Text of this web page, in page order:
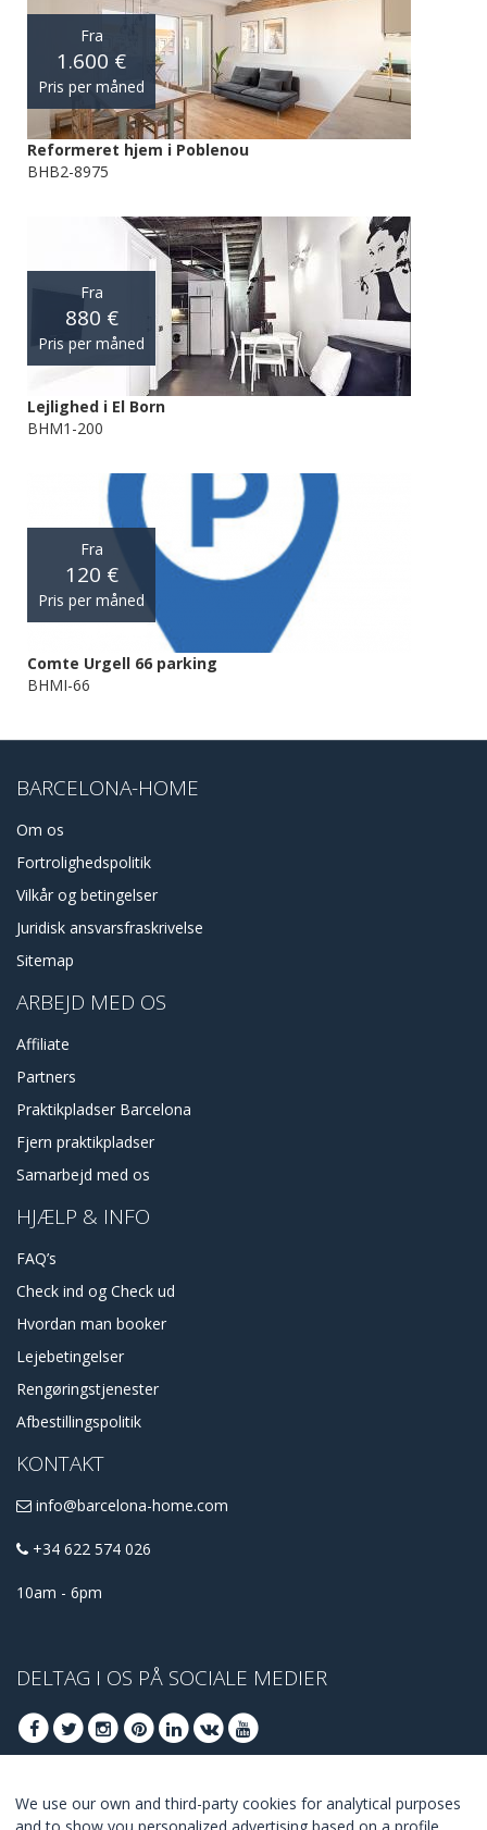
Fra
1.600 €
Pris per måned
Reformeret hjem i Poblenou
BHB2-8975
Fra
880 €
Pris per måned
Lejlighed i El Born
BHM1-200
Fra
120 €
Pris per måned
Comte Urgell 66 parking
BHMI-66
BARCELONA-HOME
Om os
Fortrolighedspolitik
Vilkår og betingelser
Juridisk ansvarsfraskrivelse
Sitemap
ARBEJD MED OS
Affiliate
Partners
Praktikpladser Barcelona
Fjern praktikpladser
Samarbejd med os
HJÆLP & INFO
FAQ’s
Check ind og Check ud
Hvordan man booker
Lejebetingelser
Rengøringstjenester
Afbestillingspolitik
KONTAKT
info@barcelona-home.com
+34 622 574 026
10am - 6pm
DELTAG I OS PÅ SOCIALE MEDIER
DELTAG AT FÅ BEDSTE TILBUD
We use our own and third-party cookies for analytical purposes